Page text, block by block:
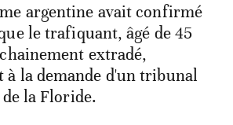
argentine avait confirmé
le trafiquant, âgé de 45
extradé,
la demande d'un tribunal
la Floride.